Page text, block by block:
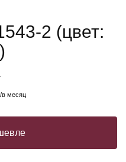
2 (цвет:
в месяц